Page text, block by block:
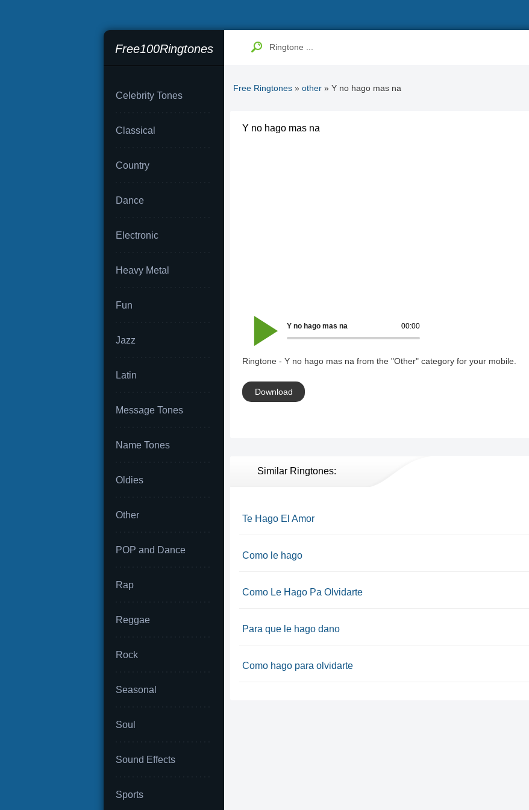
Free100Ringtones
Celebrity Tones
Classical
Country
Dance
Electronic
Heavy Metal
Fun
Jazz
Latin
Message Tones
Name Tones
Oldies
Other
POP and Dance
Rap
Reggae
Rock
Seasonal
Soul
Sound Effects
Sports
Free Ringtones » other » Y no hago mas na
Y no hago mas na
00:00
Y no hago mas na
Ringtone - Y no hago mas na from the "Other" category for your mobile.
Download
Similar Ringtones:
Te Hago El Amor
Como le hago
Como Le Hago Pa Olvidarte
Para que le hago dano
Como hago para olvidarte